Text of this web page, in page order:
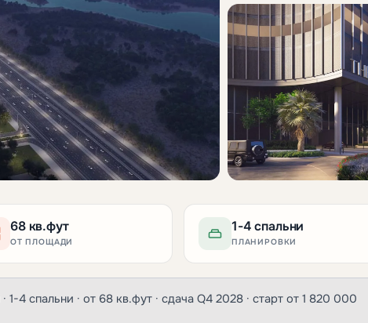
68 кв.фут
ОТ ПЛОЩАДИ
1-4 спальни
ПЛАНИРОВКИ
· 1-4 спальни · от 68 кв.фут · сдача Q4 2028 · старт от 1 820 000